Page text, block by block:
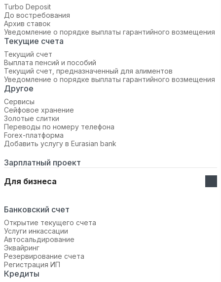
Turbo Deposit
До востребования
Архив ставок
Уведомление о порядке выплаты гарантийного возмещения
Текущие счета
Текущий счет
Выплата пенсий и пособий
Текущий счет, предназначенный для алиментов
Уведомление о порядке выплаты гарантийного возмещения
Другое
Сервисы
Сейфовое хранение
Золотые слитки
Переводы по номеру телефона
Forex-платформа
Добавить услугу в Eurasian bank
Зарплатный проект
Для бизнеса
Банковский счет
Открытие текущего счета
Услуги инкассации
Автосальдирование
Эквайринг
Резервирование счета
Регистрация ИП
Кредиты